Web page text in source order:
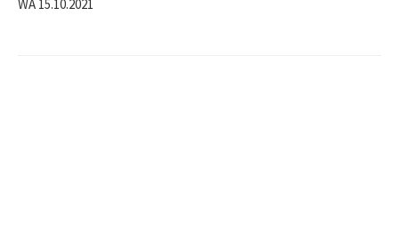
WA 15.10.2021